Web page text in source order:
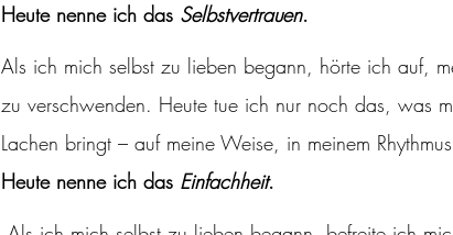
Heute nenne ich das Selbstvertrauen.
Als ich mich selbst zu lieben begann, hörte ich auf,
zu verschwenden. Heute tue ich nur noch das, was
Lachen bringt – auf meine Weise, in meinem
Heute nenne ich das Einfachheit.